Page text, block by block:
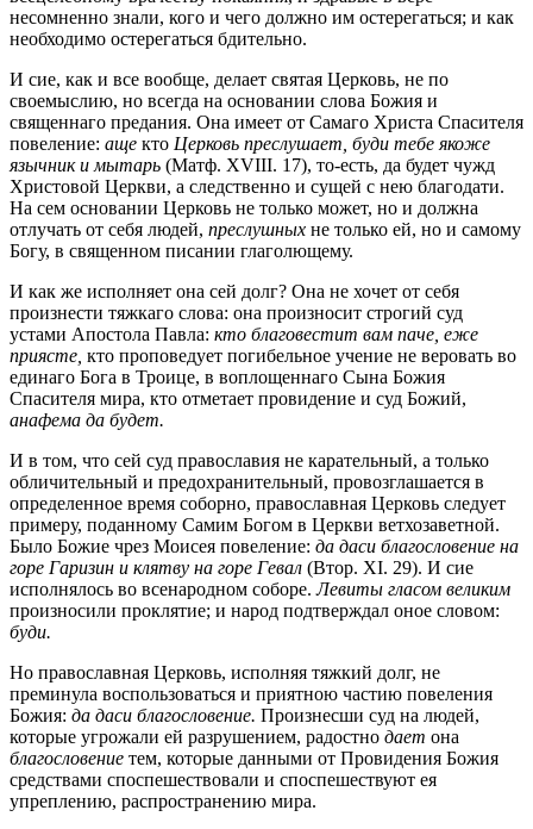
несомненно знали, кого и чего должно им остерегаться; и как
необходимо остерегаться бдительно.
И сие, как и все вообще, делает святая Церковь, не по
своемыслию, но всегда на основании слова Божия и
священнаго предания. Она имеет от Самаго Христа Спасителя
повеление: аще кто Церковь преслушает, буди тебе якоже
язычник и мытарь (Матф. XVIII. 17), то-есть, да будет чужд
Христовой Церкви, а следственно и сущей с нею благодати.
На сем основании Церковь не только может, но и должна
отлучать от себя людей, преслушных не только ей, но и самому
Богу, в священном писании глаголющему.
И как же исполняет она сей долг? Она не хочет от себя
произнести тяжкаго слова: она произносит строгий суд
устами Апостола Павла: кто благовестит вам паче, еже
приясте, кто проповедует погибельное учение не веровать во
единаго Бога в Троице, в воплощеннаго Сына Божия
Спасителя мира, кто отметает провидение и суд Божий,
анафема да будет.
И в том, что сей суд православия не карательный, а только
обличительный и предохранительный, провозглашается в
определенное время соборно, православная Церковь следует
примеру, поданному Самим Богом в Церкви ветхозаветной.
Было Божие чрез Моисея повеление: да даси благословение на
горе Гаризин и клятву на горе Гевал (Втор. XI. 29). И сие
исполнялось во всенародном соборе.Левиты гласом великим
произносили проклятие; и народ подтверждал оное словом:
буди.
Но православная Церковь, исполняя тяжкий долг, не
преминула воспользоваться и приятною частию повеления
Божия: да даси благословение. Произнесши суд на людей,
которые угрожали ей разрушением, радостно дает она
благословение тем, которые данными от Провидения Божия
средствами споспешествовали и споспешествуют ея
упреплению, распространению мира.